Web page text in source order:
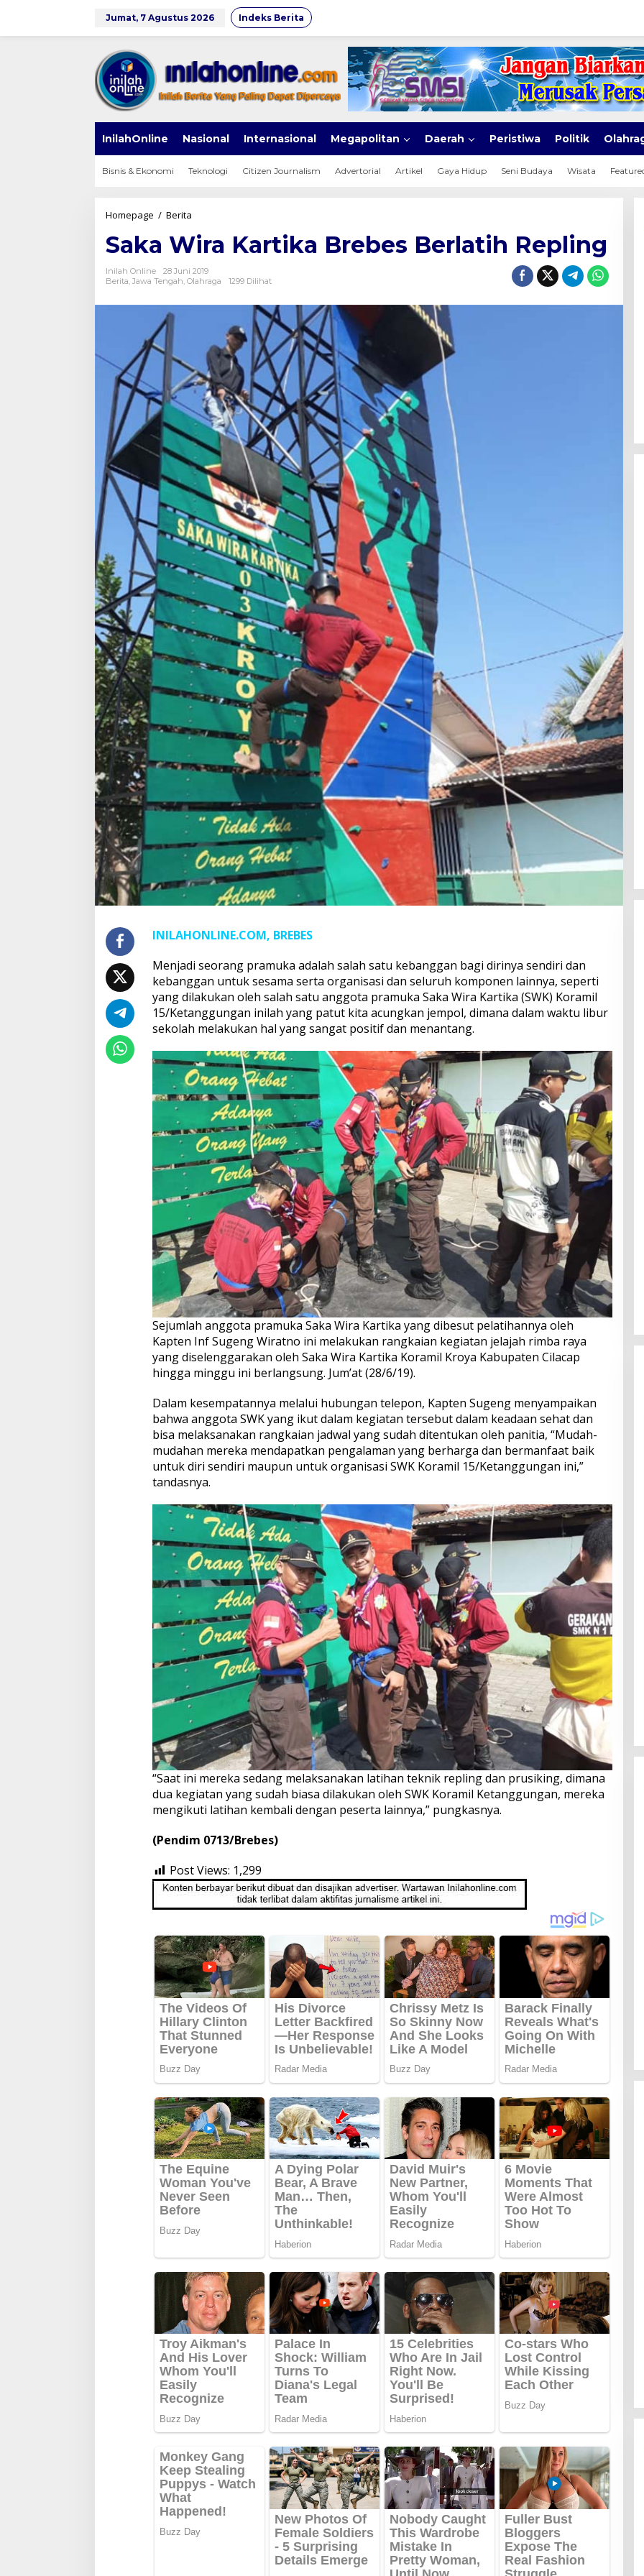
Jumat, 7 Agustus 2026 Indeks Berita
InilahOnline Nasional Internasional Megapolitan Daerah Peristiwa Politik
Bisnis & Ekonomi Teknologi Citizen Journalism Advertorial Artikel Gaya Hidup Seni Budaya Wisata
Homepage / Berita
Kartika
Brebes
Berlatih
Repling
Saka Wira Kartika Brebes Berlatih Repling
Inilah Online
28 Juni 2019
Berita, Jawa Tengah, Olahraga 1299 Dilihat
INILAHONLINE.COM, BREBES
Menjadi seorang pramuka adalah salah satu kebanggan bagi dirinya sendiri dan
kebanggan untuk sesama serta organisasi dan seluruh komponen lainnya, seperti
yang dilakukan oleh salah satu anggota pramuka Saka Wira Kartika (SWK) Koramil
15/Ketanggungan inilah yang patut kita acungkan jempol, dimana dalam waktu libur
sekolah melakukan hal yang sangat positif dan menantang.
Sejumlah anggota pramuka Saka Wira Kartika yang dibesut pelatihannya oleh
Kapten Inf Sugeng Wiratno ini melakukan rangkaian kegiatan jelajah rimba raya
yang diselenggarakan oleh Saka Wira Kartika Koramil Kroya Kabupaten Cilacap
hingga minggu ini berlangsung. Jum’at (28/6/19).
Dalam kesempatannya melalui hubungan telepon, Kapten Sugeng menyampaikan
bahwa anggota SWK yang ikut dalam kegiatan tersebut dalam keadaan sehat dan
bisa melaksanakan rangkaian jadwal yang sudah ditentukan oleh panitia, “Mudah-
mudahan mereka mendapatkan pengalaman yang berharga dan bermanfaat baik
untuk diri sendiri maupun untuk organisasi SWK Koramil 15/Ketanggungan ini,”
tandasnya.
“Saat ini mereka sedang melaksanakan latihan teknik repling dan prusiking, dimana
dua kegiatan yang sudah biasa dilakukan oleh SWK Koramil Ketanggungan, mereka
mengikuti latihan kembali dengan peserta lainnya,” pungkasnya.
(Pendim 0713/Brebes)
Post Views: 1,299